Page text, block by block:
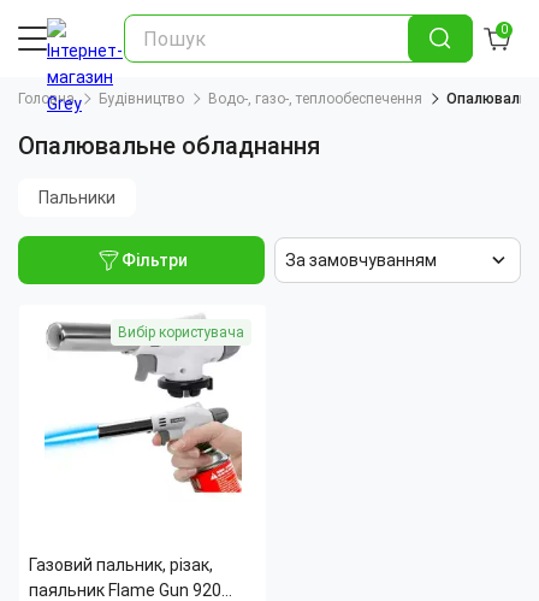
0
Головна Будівництво Водо-, газо-, теплообеспечення
Опалювальне обладнання
Пальники
Фільтри За замовчуванням
Вибір користувача
Газовий пальник, різак,
паяльник Flame Gun 920